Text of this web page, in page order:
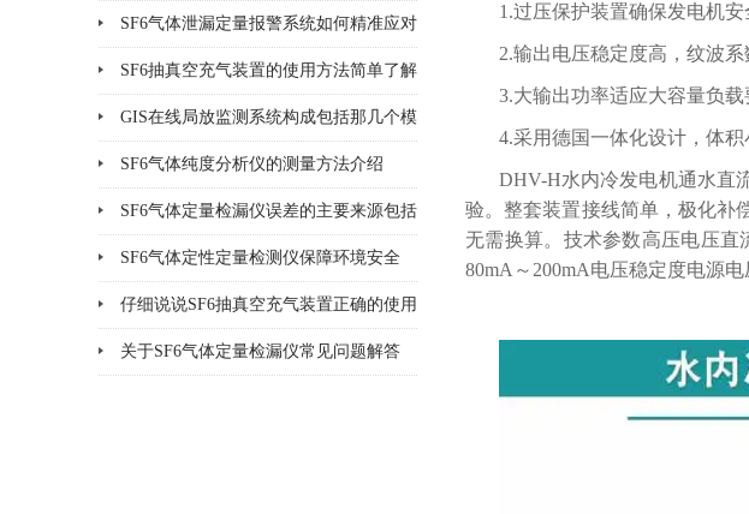
绍
SF6气体泄漏定量报警系统如何精准应对
泄漏风险？
SF6抽真空充气装置的使用方法简单了解
一下
GIS在线局放监测系统构成包括那几个模
块
SF6气体纯度分析仪的测量方法介绍
SF6气体定量检漏仪误差的主要来源包括
哪8个方面
SF6气体定性定量检测仪保障环境安全
仔细说说SF6抽真空充气装置正确的使用
方法
关于SF6气体定量检漏仪常见问题解答
1.过压保护装置确保发电机安
2.输出电压稳定度高，纹波系
3.大输出功率适应大容量负载
4.采用德国一体化设计，体积
DHV-H水内冷发电机通水直
验。整套装置接线简单，极化补
无需换算。技术参数高压电压直
80mA～200mA电压稳定度电源